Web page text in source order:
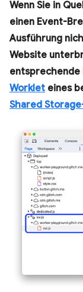
Wenn Sie in
einen Event-
Ausführung
Website
entsprechende
Worklet eines
Shared